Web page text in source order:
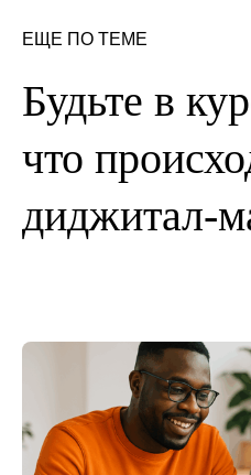
ЕЩЕ ПО ТЕМЕ
Будьте в
что
диджитал-